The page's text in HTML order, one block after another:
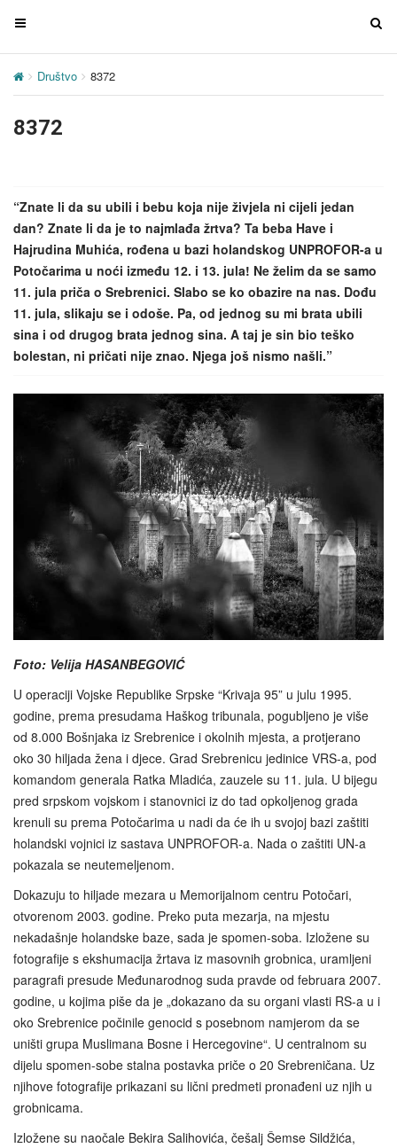
T
g
e
g
a
t
i
o
n
T
a
t
i
Društvo 8372
8372
“Znate li da su ubili i bebu koja nije živjela ni cijeli jedan
dan? Znate li da je to najmlađa žrtva? Ta beba Have i
Hajrudina Muhića, rođena u bazi holandskog UNPROFOR-a u
Potočarima u noći između 12. i 13. jula! Ne želim da se samo
11. jula priča o Srebrenici. Slabo se ko obazire na nas. Dođu
11. jula, slikaju se i odoše. Pa, od jednog su mi brata ubili
sina i od drugog brata jednog sina. A taj je sin bio teško
bolestan, ni pričati nije znao. Njega još nismo našli.”
Foto: Velija HASANBEGOVIĆ
U operaciji Vojske Republike Srpske “Krivaja 95” u julu 1995.
godine, prema presudama Haškog tribunala, pogubljeno je više
od 8.000 Bošnjaka iz Srebrenice i okolnih mjesta, a protjerano
oko 30 hiljada žena i djece. Grad Srebrenicu jedinice VRS-a, pod
komandom generala Ratka Mladića, zauzele su 11. jula. U bijegu
pred srpskom vojskom i stanovnici iz do tad opkoljenog grada
krenuli su prema Potočarima u nadi da će ih u svojoj bazi zaštiti
holandski vojnici iz sastava UNPROFOR-a. Nada o zaštiti UN-a
pokazala se neutemeljenom.
Dokazuju to hiljade mezara u Memorijalnom centru Potočari,
otvorenom 2003. godine. Preko puta mezarja, na mjestu
nekadašnje holandske baze, sada je spomen-soba. Izložene su
fotografije s ekshumacija žrtava iz masovnih grobnica, uramljeni
paragrafi presude Međunarodnog suda pravde od februara 2007.
godine, u kojima piše da je „dokazano da su organi vlasti RS-a u i
oko Srebrenice počinile genocid s posebnom namjerom da se
uništi grupa Muslimana Bosne i Hercegovine“. U centralnom su
dijelu spomen-sobe stalna postavka priče o 20 Srebreničana. Uz
njihove fotografije prikazani su lični predmeti pronađeni uz njih u
grobnicama.
Izložene su naočale Bekira Salihovića, češalj Šemse Sildžića,